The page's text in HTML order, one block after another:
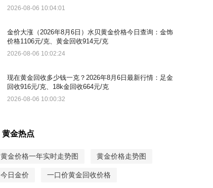
2026-08-06 10:04:01
金价大涨（2026年8月6日）水贝黄金价格今日查询：金饰
价格1106元/克、黄金回收914元/克
2026-08-06 10:02:24
现在黄金回收多少钱一克？2026年8月6日最新行情：足金
回收916元/克、18k金回收664元/克
2026-08-06 10:00:32
黄金热点
黄金价格一年实时走势图 黄金价格走势图
今日金价 一口价黄金回收价格